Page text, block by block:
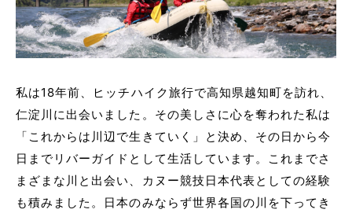
私は18年前、ヒッチハイク旅行で高知県越知町を訪れ、
仁淀川に出会いました。その美しさに心を奪われた私は
「これからは川辺で生きていく」と決め、その日から今
日までリバーガイドとして生活しています。これまでさ
まざまな川と出会い、カヌー競技日本代表としての経験
も積みました。日本のみならず世界各国の川を下ってき